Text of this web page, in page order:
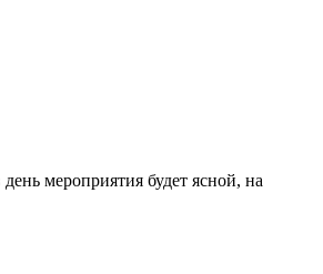
мероприятия будет ясной, на